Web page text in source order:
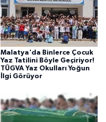
Malatya'da Binlerce Çocuk
Yaz Tatilini Böyle Geçiriyor!
TÜGVA Yaz Okulları Yoğun
İlgi Görüyor